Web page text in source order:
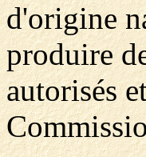
d'origine
produire
autorisés